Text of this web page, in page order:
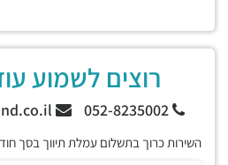
רוצים לשמוע
052-8235002
השירות כרוך בתשלום עמלת תיווך בסך